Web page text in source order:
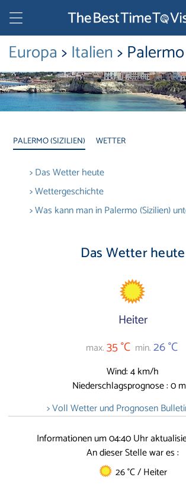
Europa>Italien>
PALERMO (SIZILIEN) WETTER
> Das Wetter heute
> Wettergeschichte
> Was kann man in Palermo (Sizilien)
Das Wetter heute
Heiter
max.35 °C min.26 °C
Wind: 4 km/h
Niederschlagsprognose : 0
> Voll Wetter und Prognosen
Informationen um 04:40 Uhr
An dieser Stelle war es :
26 °C / Heiter